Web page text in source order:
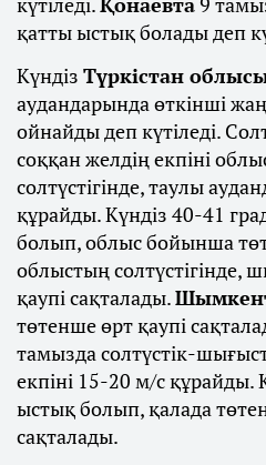
қатты ыстық болады деп
Күндіз Түркістан
аудандарында өткінші
ойнайды деп күтіледі.
соққан желдің екпіні
солтүстігінде, таулы
құрайды. Күндіз 40-41
болып, облыс бойынша
облыстың солтүстігінде,
қаупі сақталады.
төтенше өрт қаупі
тамызда солтүстік-
екпіні 15-20 м/с құрайды.
ыстық болып, қалада
сақталады.